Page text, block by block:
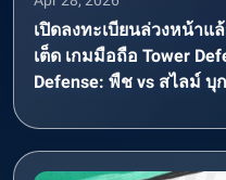
เปิดลงทะเบียนล่วงหน้าแ
เต็ด เกมมือถือ Tower
Defense: พืช vs สไลม์ บุ